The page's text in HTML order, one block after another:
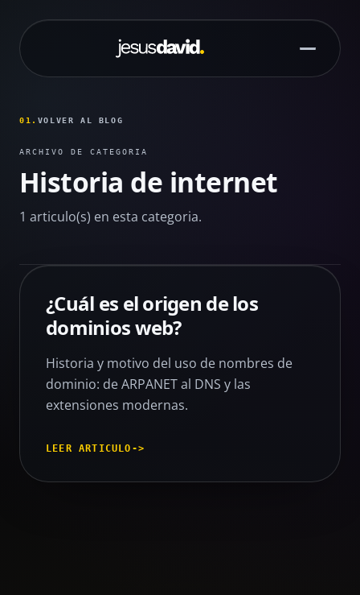
01. VOLVER AL BLOG
ARCHIVO DE CATEGORIA
Historia de internet
1 articulo(s) en esta categoria.
¿Cuál es el origen de los
dominios web?
Historia y motivo del uso de nombres de
dominio: de ARPANET al DNS y las
extensiones modernas.
LEER ARTICULO ->